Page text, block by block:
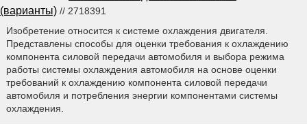
(варианты) // 2718391
Изобретение относится к системе охлаждения двигателя.
Представлены способы для оценки требования к охлаждению
компонента силовой передачи автомобиля и выбора режима
работы системы охлаждения автомобиля на основе оценки
требований к охлаждению компонента силовой передачи
автомобиля и потребления энергии компонентами системы
охлаждения.